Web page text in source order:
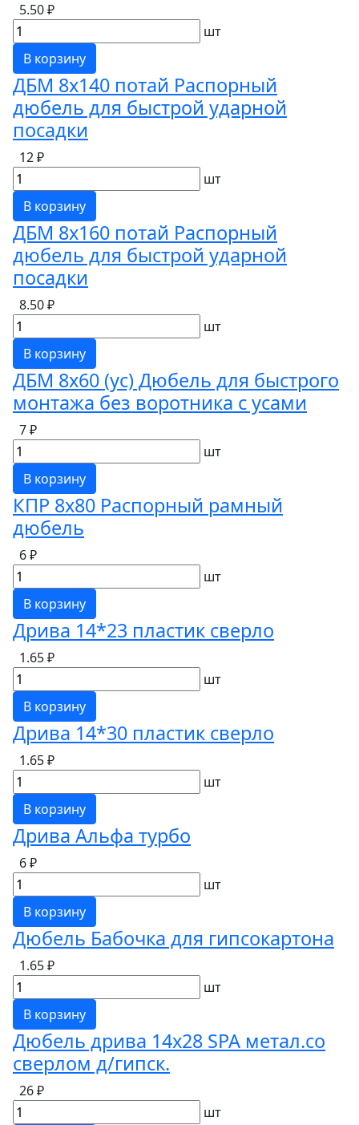
5.50 ₽
шт
В корзину
ДБМ 8х140 потай Распорный
дюбель для быстрой ударной
посадки
12 ₽
шт
В корзину
ДБМ 8х160 потай Распорный
дюбель для быстрой ударной
посадки
8.50 ₽
шт
В корзину
ДБМ 8х60 (ус) Дюбель для быстрого
монтажа без воротника с усами
7 ₽
шт
В корзину
КПР 8х80 Распорный рамный
дюбель
6 ₽
шт
В корзину
Дрива 14*23 пластик сверло
1.65 ₽
шт
В корзину
Дрива 14*30 пластик сверло
1.65 ₽
шт
В корзину
Дрива Альфа турбо
6 ₽
шт
В корзину
Дюбель Бабочка для гипсокартона
1.65 ₽
шт
В корзину
Дюбель дрива 14х28 SPA метал.со
сверлом д/гипск.
26 ₽
шт